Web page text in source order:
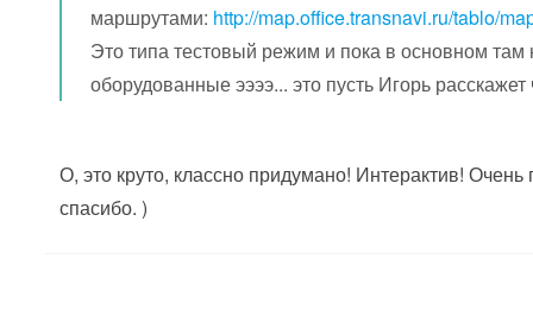
маршрутами: http://map.office.transnavi.ru/tablo/
Это типа тестовый режим и пока в основном
оборудованные ээээ... это пусть Игорь
О, это круто, классно придумано! Интерактив! Очень
спасибо. )